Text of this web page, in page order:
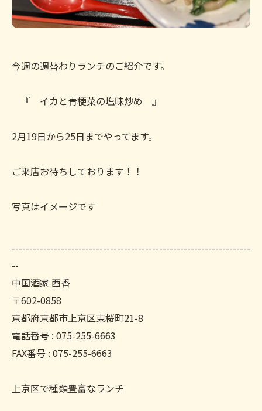
今週の週替わりランチのご紹介です。
『 イカと青梗菜の塩味炒め 』
2月19日から25日までやってます。
ご来店お待ちしております！！
写真はイメージです
--------------------------------------------------------------------
--
中国酒家 西香
〒602-0858
京都府京都市上京区東桜町21-8
電話番号 : 075-255-6663
FAX番号 : 075-255-6663
上京区で種類豊富なランチ